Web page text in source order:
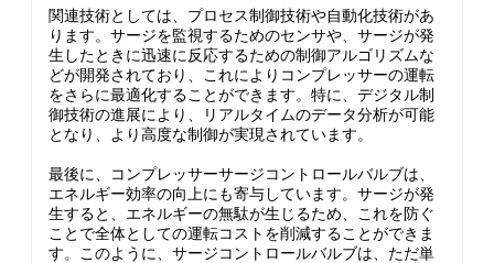
関連技術としては、プロセス制御技術や自動化技術があ
ります。サージを監視するためのセンサや、サージが発
生したときに迅速に反応するための制御アルゴリズムな
どが開発されており、これによりコンプレッサーの運転
をさらに最適化することができます。特に、デジタル制
御技術の進展により、リアルタイムのデータ分析が可能
となり、より高度な制御が実現されています。
最後に、コンプレッサーサージコントロールバルブは、
エネルギー効率の向上にも寄与しています。サージが発
生すると、エネルギーの無駄が生じるため、これを防ぐ
ことで全体としての運転コストを削減することができま
す。このように、サージコントロールバルブは、ただ単